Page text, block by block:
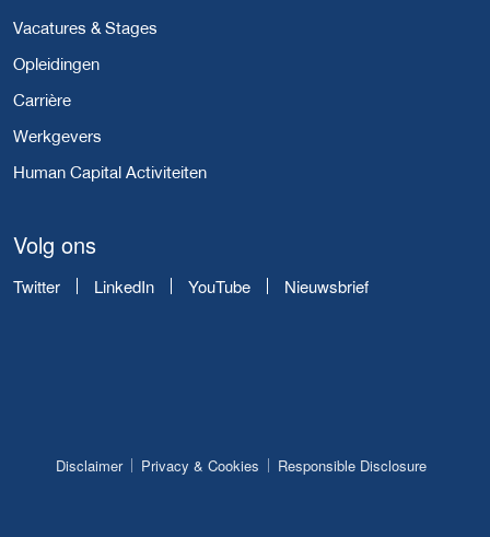
Vacatures & Stages
Opleidingen
Carrière
Werkgevers
Human Capital Activiteiten
Volg ons
Twitter LinkedIn YouTube Nieuwsbrief
Disclaimer Privacy & Cookies Responsible Disclosure